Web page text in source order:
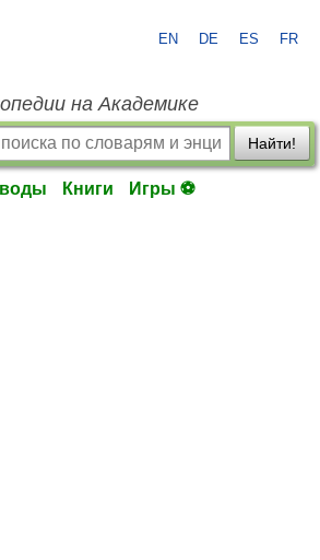
EN DE ES FR
на Академике
Найти!
Книги Игры ⚽